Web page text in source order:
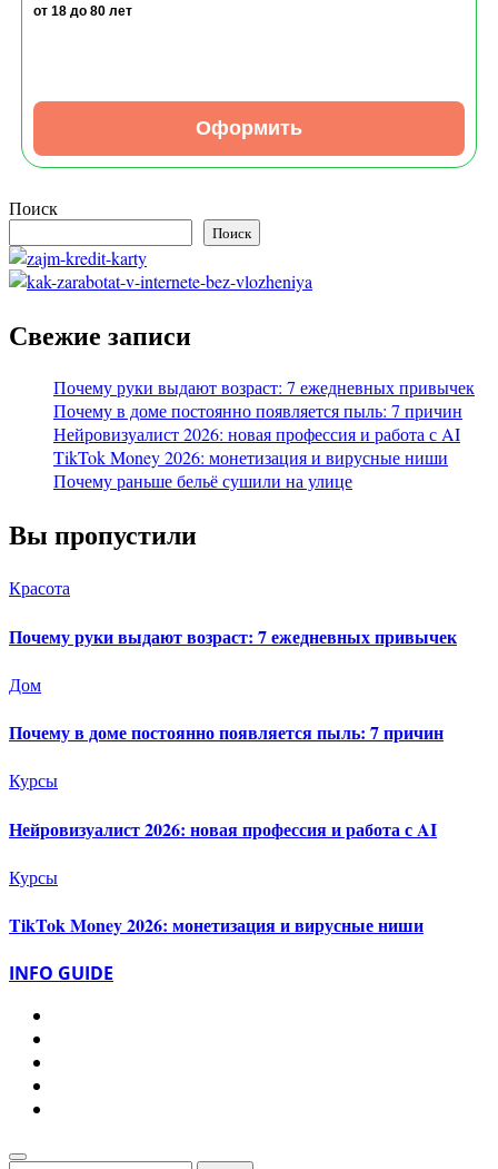
от 18 до 80 лет
Оформить
Поиск
Поиск
Свежие записи
Почему руки выдают возраст: 7 ежедневных привычек
Почему в доме постоянно появляется пыль: 7 причин
Нейровизуалист 2026: новая профессия и работа с AI
TikTok Money 2026: монетизация и вирусные ниши
Почему раньше бельё сушили на улице
Вы пропустили
Красота
Почему руки выдают возраст: 7 ежедневных привычек
Дом
Почему в доме постоянно появляется пыль: 7 причин
Курсы
Нейровизуалист 2026: новая профессия и работа с AI
Курсы
TikTok Money 2026: монетизация и вирусные ниши
INFO GUIDE